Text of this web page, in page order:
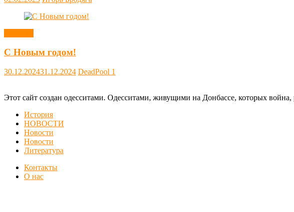
С Новым годом!
30.12.202431.12.2024 DeadPool 1
Этот сайт создан одесситами. Одесситами, живущими на Донбассе, которых
История
НОВОСТИ
Новости
Новости
Литература
Контакты
О нас